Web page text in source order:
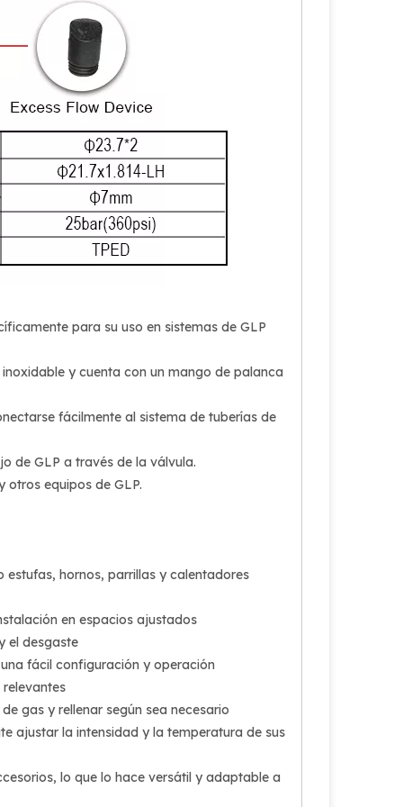
para su uso en sistemas de GLP
y cuenta con un mango de palanca
fácilmente al sistema de tuberías de
de GLP a través de la válvula.
otros equipos de GLP.
hornos, parrillas y calentadores
en espacios ajustados
el desgaste
fácil configuración y operación
gas y rellenar según sea necesario
ajustar la intensidad y la temperatura de sus
lo que lo hace versátil y adaptable a